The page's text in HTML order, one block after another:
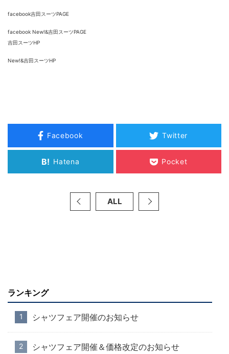
facebook吉田スーツPAGE
facebook New!&吉田スーツPAGE
吉田スーツHP
New!&吉田スーツHP
Facebook Twitter
B! Hatena Pocket
ALL
ランキング
シャツフェア開催のお知らせ
シャツフェア開催＆価格改定のお知らせ